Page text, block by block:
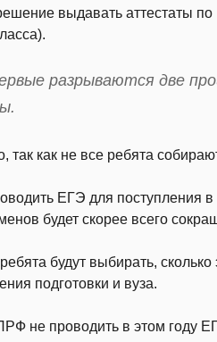
выдавать аттестаты
разрываются две
так как не все ребята
ЕГЭ для поступления
будет скорее всего
будут выбирать,
подготовки и вуза.
не проводить в этом году